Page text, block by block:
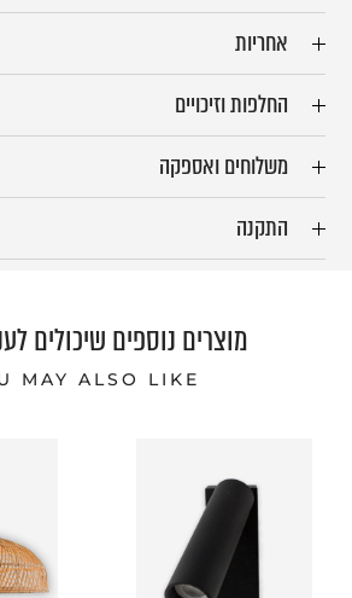
אחריות
החלפות וזיכויים
משלוחים ואספקה
התקנה
מוצרים נוספים שיכולים
MAY ALSO LIKE